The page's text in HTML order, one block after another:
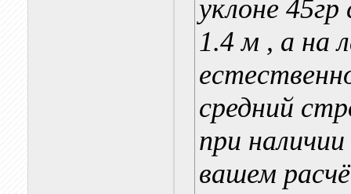
уклоне
1.4 м , а на
средний
при
вашем